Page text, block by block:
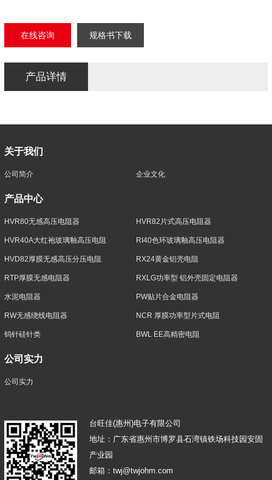
在线咨询 规格书下载
产品详情
关于我们
公司简介 企业文化
产品中心
HVR80无感高压电阻器 HVR82片式高压电阻器
HVR40A大红袍玻璃釉高压电阻 RI40色环玻璃釉高压电阻器
HVD82厚膜无感高压分压电阻 RX24黄金铝壳电阻
RTP厚膜无感电阻器 RXLG功率型 铝外壳固定电阻器
水泥电阻器 PW贴片合金电阻器
RW无感绕线电阻器 NCR 厚膜功率型片式电阻
钨针硅针类 BWL EE高精密电阻
公司实力
公司实力
台旺佳(惠州)电子有限公司
地址：广东省惠州市博罗县石湾镇铁场科技园安固
产业园
邮箱：twj@twjohm.com